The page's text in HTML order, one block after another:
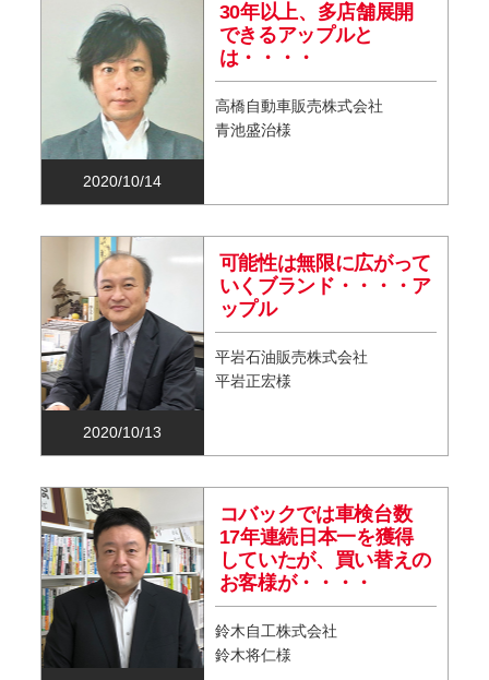
30年以上、多店舗展開
できるアップルと
は・・・・
高橋自動車販売株式会社
青池盛治様
2020/10/14
可能性は無限に広がって
いくブランド・・・・ア
ップル
平岩石油販売株式会社
平岩正宏様
2020/10/13
コバックでは車検台数
17年連続日本一を獲得
していたが、買い替えの
お客様が・・・・
鈴木自工株式会社
鈴木将仁様